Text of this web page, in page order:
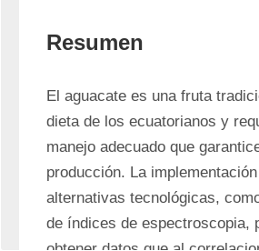
Resumen
El aguacate es una fruta
dieta de los ecuatorianos y
manejo adecuado que
producción. La
alternativas tecnológicas,
de índices de espectroscopia,